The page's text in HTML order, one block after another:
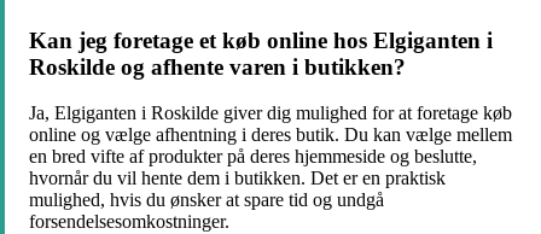
Kan jeg foretage et køb online hos Elgiganten i
Roskilde og afhente varen i butikken?
Ja, Elgiganten i Roskilde giver dig mulighed for at foretage køb
online og vælge afhentning i deres butik. Du kan vælge mellem
en bred vifte af produkter på deres hjemmeside og beslutte,
hvornår du vil hente dem i butikken. Det er en praktisk
mulighed, hvis du ønsker at spare tid og undgå
forsendelsesomkostninger.